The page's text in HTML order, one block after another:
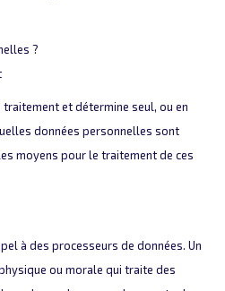
?
et détermine seul, ou en
données personnelles sont
moyens pour le traitement de ces
à des processeurs de données. Un
ou morale qui traite des